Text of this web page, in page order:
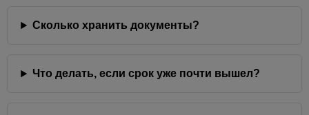
Сколько хранить документы?
Что делать, если срок уже почти вышел?